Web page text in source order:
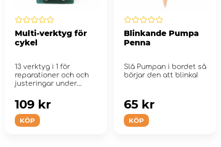
Multi-verktyg för
cykel
13 verktyg i 1 för
reparationer och och
justeringar under
KÖP
109 kr
Blinkande Pumpa
Penna
Slå Pumpan i bordet så
börjar den att blinka!
KÖP
65 kr